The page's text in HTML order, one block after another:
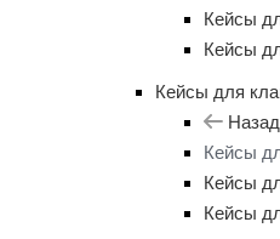
Кейсы
Кейсы
Кейсы для
Назад
Кейсы
Кейсы
Кейсы